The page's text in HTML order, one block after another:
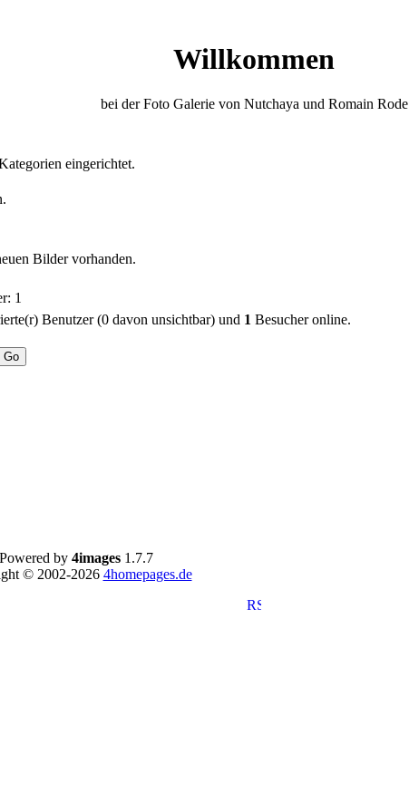
Willkommen
bei der Foto Galerie von Nutchaya und Romain Rode
eingerichtet.
Bilder vorhanden.
1
Benutzer (0 davon unsichtbar) und 1 Besucher online.
Powered by 4images 1.7.7
© 2002-2026 4homepages.de